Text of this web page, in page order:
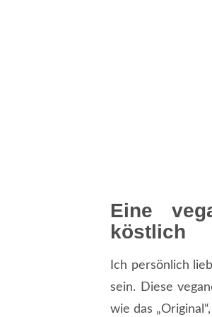
Eine
köstlich
Ich persönlich
sein. Diese
wie das